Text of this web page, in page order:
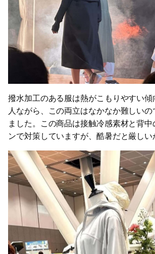
撥水加工のある服は熱がこもりやすい
人ながら、この両立はなかなか難しい
ました。この商品は接触冷感素材と背中
ンで対策していますが、酷暑だと厳しい